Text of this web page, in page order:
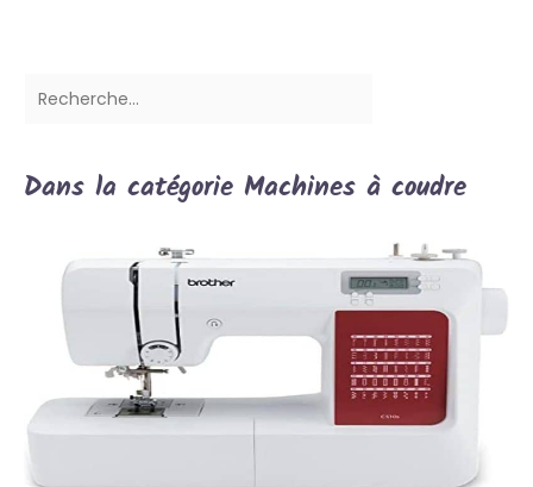
Dans la catégorie Machines à coudre